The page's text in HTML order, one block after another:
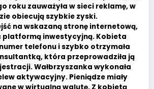
roku zauważyła w sieci reklamę, w
obiecują szybkie zyski.
na wskazaną stronę internetową,
platformą inwestycyjną. Kobieta
telefonu i szybko otrzymała
która przeprowadziła ją
Wałbrzyszanka wykonała
aktywacyjny. Pieniądze miały